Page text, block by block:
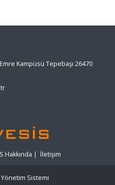
Kampüsü Tepebaşı 26470
Hakkında | İletişim
Sistemi